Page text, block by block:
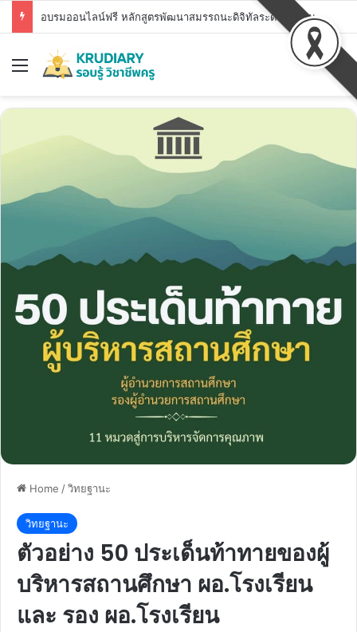
ดาวน์โหลดวุฒิบัตร ทั้ง 9 หลักสูตร ได้แล้ว ระบบศูนย์รวมสื่อการเรียนรู้ของกระทรวงศึกษาธิการ
Menu
Home /วิทยฐานะ
วิทยฐานะ
ตัวอย่าง 50 ประเด็นท้าทายของผู้
บริหารสถานศึกษา ผอ.โรงเรียน
และ รอง ผอ.โรงเรียน